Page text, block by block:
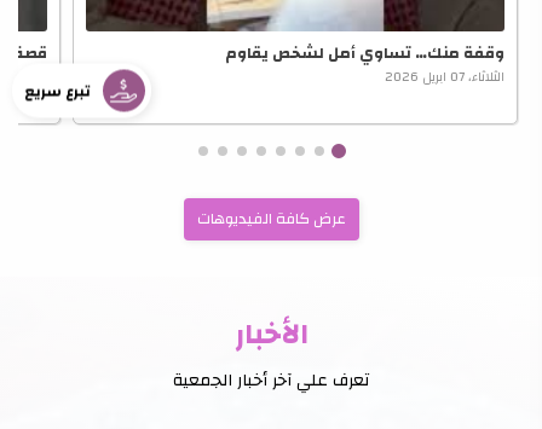
وقفة منك… تساوي أمل لشخص يقاوم
الثلاثاء، 07 ابريل 2026
قصة
عرض كافة الفيديوهات
الأخبار
تعرف علي آخر أخبار الجمعية
تبرع سريع